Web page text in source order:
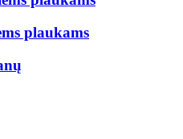
plaukams